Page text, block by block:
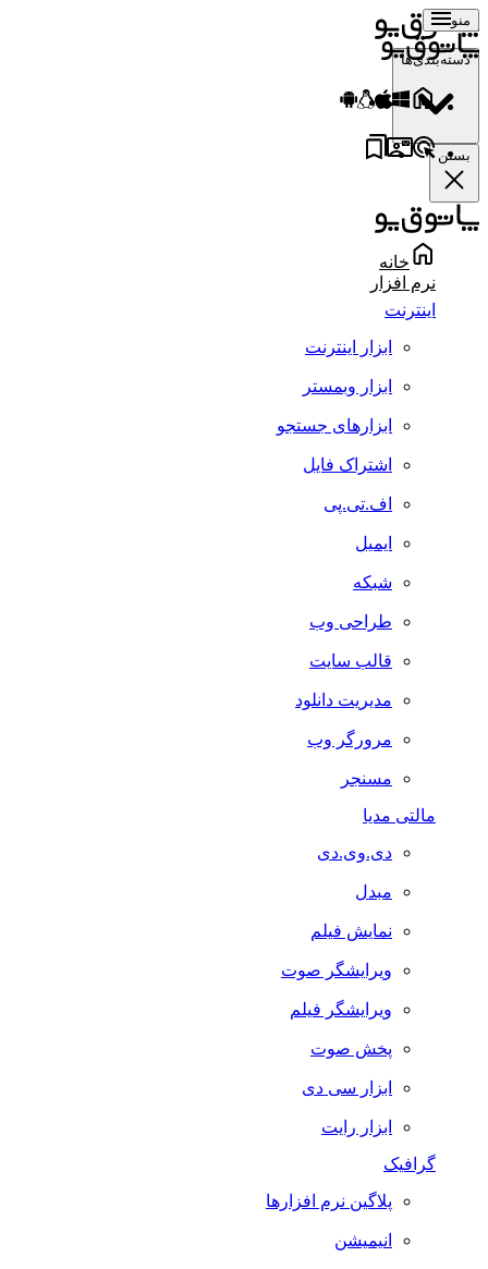
منو
دسته‌بندی‌ها
بستن
خانه
نرم افزار
اینترنت
ابزار اینترنت
ابزار وبمستر
ابزارهای جستجو
اشتراک فایل
اف.تی.پی
ایمیل
شبکه
طراحی وب
قالب سایت
مدیریت دانلود
مرورگر وب
مسنجر
مالتی مدیا
دی.وی.دی
مبدل
نمایش فیلم
ویرایشگر صوت
ویرایشگر فیلم
پخش صوت
ابزار سی دی
ابزار رایت
گرافیک
پلاگین نرم افزارها
انیمیشن